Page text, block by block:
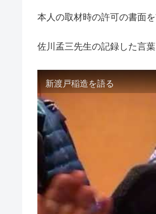
本人の取材時の許可の書面を
佐川孟三先生の記録した言
新渡戸稲造を語る